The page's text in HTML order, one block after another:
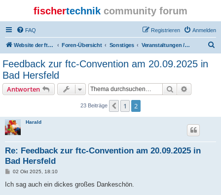
fischertechnik community forum
FAQ Anmelden
Registrieren
Website der ftcommunity Foren-Übersicht Sonstiges Veranstaltungen / Events
Feedback zur ftc-Convention am 20.09.2025 in
Bad Hersfeld
Antworten Suche
23 Beiträge Vorherige
1 2
Harald
Re: Feedback zur ftc-Convention am 20.09.2025 in
Bad Hersfeld
B
i
02 Okt 2025, 18:10
Ich sag auch ein dickes großes Dankeschön.